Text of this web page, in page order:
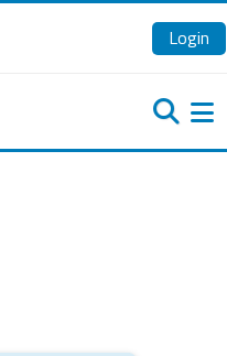
Login